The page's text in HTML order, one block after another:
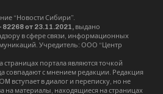
посещений в смену с
и станцией скорой
Здание построено по
дневной
и детское отделения,